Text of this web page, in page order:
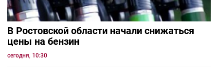
В Ростовской области начали снижаться
цены на бензин
сегодня, 10:30